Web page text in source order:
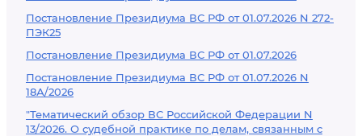
Постановление Президиума ВС РФ от 01.07.2026 N 272-
ПЭК25
Постановление Президиума ВС РФ от 01.07.2026
Постановление Президиума ВС РФ от 01.07.2026 N
18А/2026
"Тематический обзор ВС Российской Федерации N
13/2026. О судебной практике по делам, связанным с